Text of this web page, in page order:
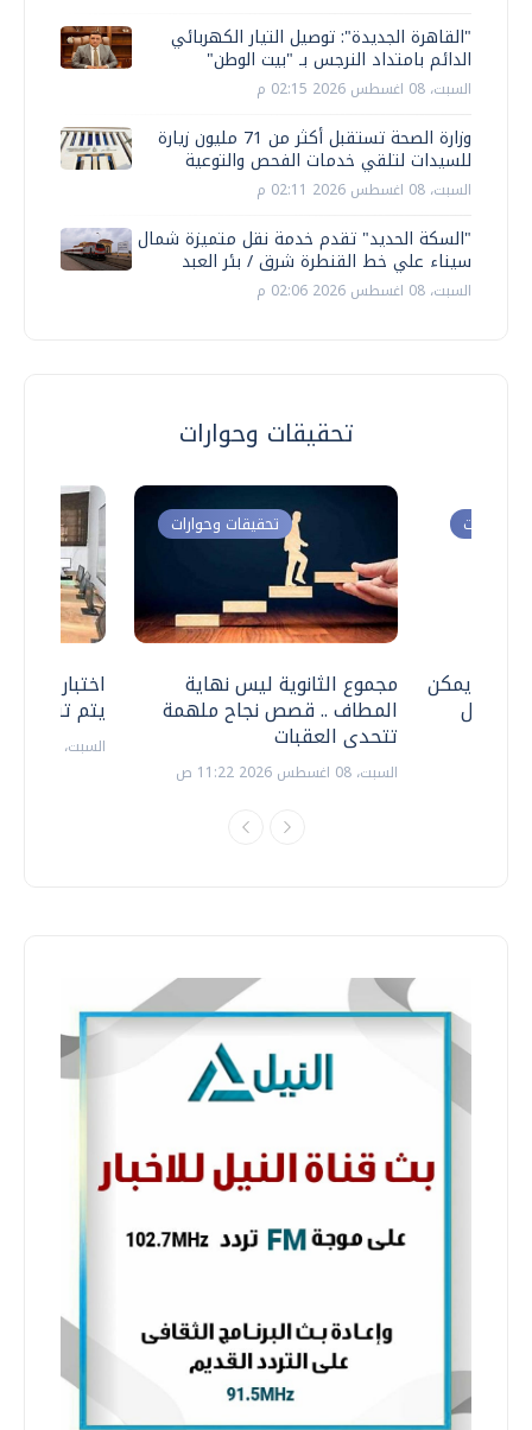
"القاهرة الجديدة": توصيل التيار الكهربائي
الدائم بامتداد النرجس بـ "بيت الوطن"
السبت، 08 اغسطس 2026 02:15 م
وزارة الصحة تستقبل أكثر من 71 مليون زيارة
للسيدات لتلقي خدمات الفحص والتوعية
السبت، 08 اغسطس 2026 02:11 م
"السكة الحديد" تقدم خدمة نقل متميزة شمال
سيناء علي خط القنطرة شرق / بئر العبد
السبت، 08 اغسطس 2026 02:06 م
تحقيقات وحوارات
اختبارات
يتم
السبت، 18 يوليو 2026 09:22 ص
تحقيقات وحوارات
مجموع الثانوية ليس نهاية
المطاف .. قصص نجاح ملهمة
تتحدى العقبات
السبت، 08 اغسطس 2026 11:22 ص
وحوارات
.. هل يمكن
نتعامل